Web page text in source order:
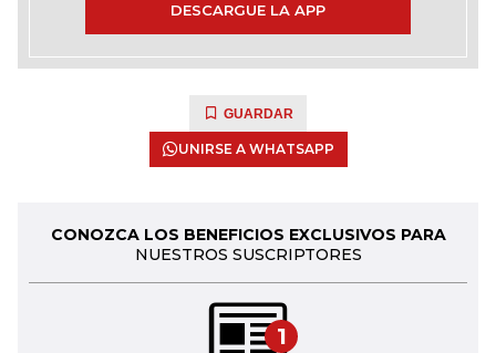
DESCARGUE LA APP
GUARDAR
UNIRSE A WHATSAPP
CONOZCA LOS BENEFICIOS EXCLUSIVOS PARA
NUESTROS SUSCRIPTORES
1